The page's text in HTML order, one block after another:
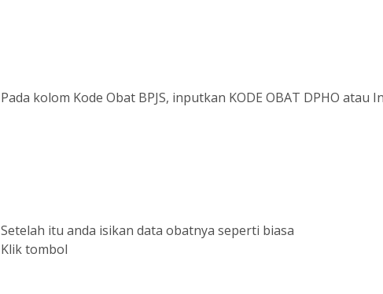
Pada kolom Kode Obat BPJS, inputkan KODE OBAT DPHO atau
Setelah itu anda isikan data obatnya seperti biasa
Klik tombol